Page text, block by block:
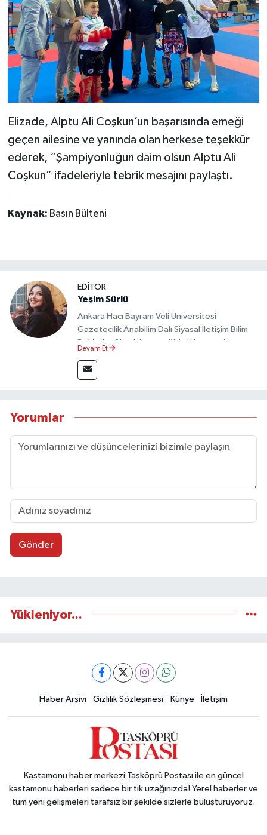
Elizade, Alptu Ali Coşkun’un başarısında emeği
geçen ailesine ve yanında olan herkese teşekkür
ederek, “Şampiyonluğun daim olsun Alptu Ali
Coşkun” ifadeleriyle tebrik mesajını paylaştı.
Kaynak: Basın Bülteni
EDİTÖR
Yeşim Sürlü
Ankara Hacı Bayram Veli Üniversitesi
Gazetecilik Anabilim Dalı Siyasal İletişim Bilim
Dalı’nda yüksek lisans eğitimini tamamlamıştır.
akademik çalışmalar gerçekleştirmiştir.
Taşköprü Postası internet haber sitesinde
Devam Et
Yorumlar
Gönder
Yükleniyor...
Haber Arşivi Gizlilik Sözleşmesi Künye İletişim
Kastamonu haber merkezi Taşköprü Postası ile en güncel
kastamonu haberleri sadece bir tık uzağınızda! Yerel haberler ve
tüm yeni gelişmeleri tarafsız bir şekilde sizlerle buluşturuyoruz.